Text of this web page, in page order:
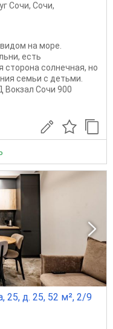
Сочи, Сочи,
на море.
еcть
солнeчнaя, нo
семьи с детьми.
Вокзал Сочи 900
25, д. 25, 52 м², 2/9